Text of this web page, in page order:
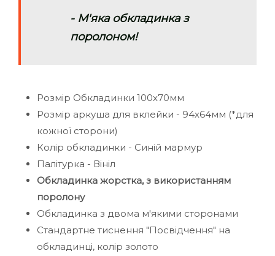
- М'яка обкладинка з
поролоном!
Розмір Обкладинки 100х70мм
Розмір аркуша для вклейки - 94х64мм (*для
кожної сторони)
Колір обкладинки - Синій мармур
Палітурка - Вініл
Обкладинка жорстка, з використанням
поролону
Обкладинка з двома м'якими сторонами
Стандартне тиснення "Посвідчення" на
обкладинці, колір золото